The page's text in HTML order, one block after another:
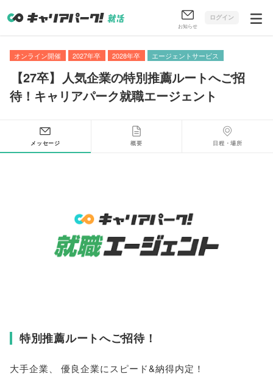
お知らせ
ログイン
オンライン開催 2027年卒 2028年卒 エージェントサービス
【27卒】 人気企業の特別推薦ルートへご招
待！キャリアパーク就職エージェント
メッセージ 概要 日程・場所
特別推薦ルートへご招待！
大手企業、 優良企業にスピード&納得内定！